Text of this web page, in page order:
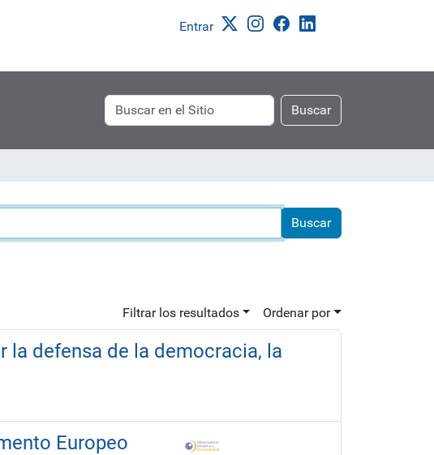
Entrar
Buscar Buscar
Búsqueda
Avanzada…
Filtrar los resultados Ordenar por
la defensa de la democracia, la
Europeo